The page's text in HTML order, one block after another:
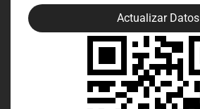
Actualizar Datos